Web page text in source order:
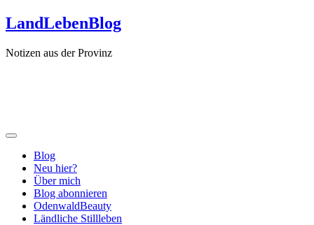
Zum
Inhalt
LandLebenBlog
Notizen aus der Provinz
Blog
Neu hier?
Über mich
Blog abonnieren
OdenwaldBeauty
Ländliche Stillleben